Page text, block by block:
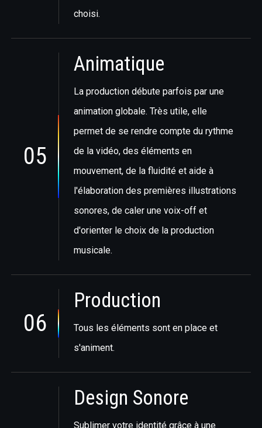
choisi.
05
Animatique
La production débute parfois par une
animation globale. Très utile, elle
permet de se rendre compte du rythme
de la vidéo, des éléments en
mouvement, de la fluidité et aide à
l'élaboration des premières illustrations
sonores, de caler une voix-off et
d'orienter le choix de la production
musicale.
06
Production
Tous les éléments sont en place et
s'animent.
Design Sonore
Sublimer votre identité grâce à une